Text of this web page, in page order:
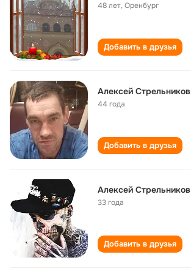
48 лет,Оренбург
Добавить в друзья
Алексей Стрельников
44 года
Добавить в друзья
Алексей Стрельников
33 года
Добавить в друзья